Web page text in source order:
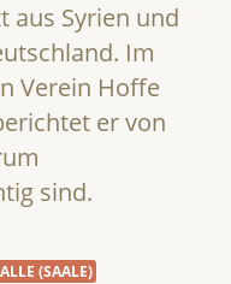
aus Syrien und
Im
Verein Hoffe
er von
sind.
(SAALE)